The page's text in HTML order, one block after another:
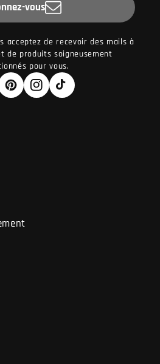
vous
acceptez de recevoir des mails à
de produits soigneusement
pour vous.
PinterestInstagram
TikTok